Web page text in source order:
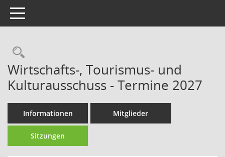
Toggle navigation
Rechercheauswahl
Wirtschafts-, Tourismus- und
Kulturausschuss - Termine 2027
Informationen Mitglieder
Sitzungen